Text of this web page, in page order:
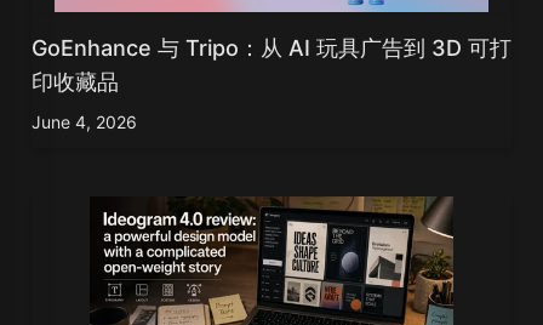
GoEnhance 与 Tripo：从 AI 玩具广告到 3D 可打
印收藏品
June 4, 2026